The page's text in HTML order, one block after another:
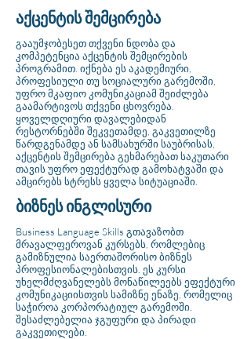
აქცენტის შემცირება
გააუმჯობესეთ თქვენი ნდობა და
კომპეტენცია აქცენტის შემცირების
პროგრამით. იქნება ეს აკადემიური,
პროფესიული თუ სოციალური გარემოში,
უფრო მკაფიო კომუნიკაციამ შეიძლება
გაამარტივოს თქვენი ცხოვრება.
ყოველდღიური დავალებიდან
რესტორნებში შეკვეთამდე, გაკვეთილზე
წარდგენამდე ან სამსახურში საუბრისას,
აქცენტის შემცირება გეხმარებათ საკუთარი
თავის უფრო ეფექტურად გამოხატვაში და
ამცირებს სტრესს ყველა სიტუაციაში.
ბიზნეს ინგლისური
Business Language Skills გთავაზობთ
მრავალფეროვან კურსებს, რომლებიც
გამიზნულია საერთაშორისო ბიზნეს
პროფესიონალებისთვის. ეს კურსი
უხელმძღვანელებს მონაწილეებს ეფექტური
კომუნიკაციისთვის სამიზნე ენაზე, რომელიც
საჭიროა კორპორატიულ გარემოში.
შესაძლებელია ჯგუფური და პირადი
გაკვეთილები.